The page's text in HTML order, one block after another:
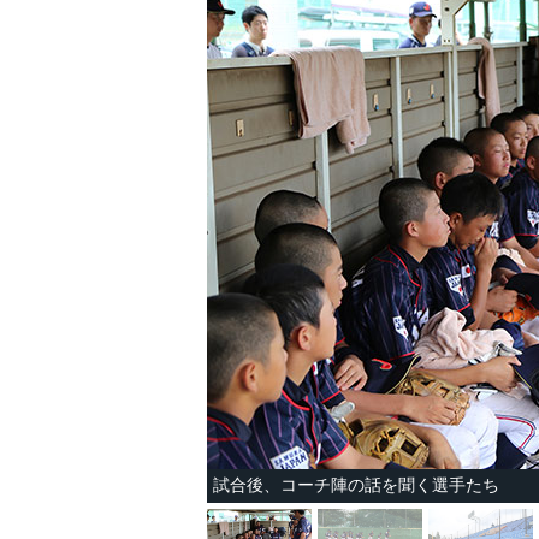
試合後、コーチ陣の話を聞く選手たち